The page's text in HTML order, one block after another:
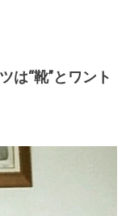
は“靴”とワント